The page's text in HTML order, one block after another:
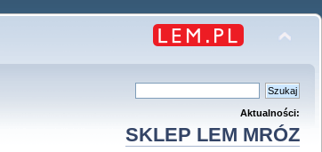
Aktualności:
SKLEP LEM MRÓZ